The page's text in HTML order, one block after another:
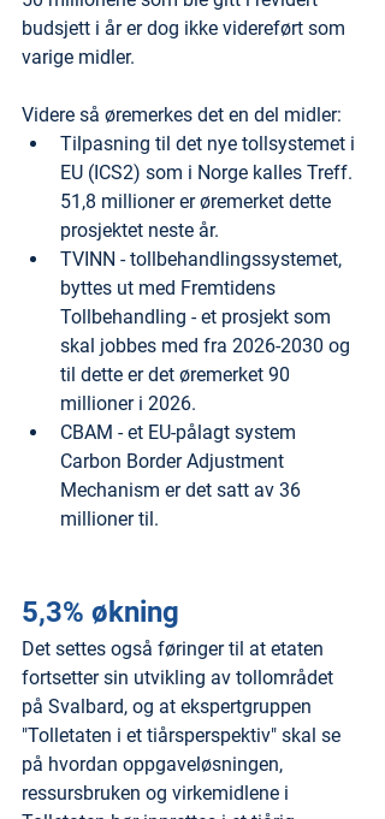
budsjett i år er dog ikke videreført som
varige midler.
Videre så øremerkes det en del midler:
Tilpasning til det nye tollsystemet i
EU (ICS2) som i Norge kalles Treff.
51,8 millioner er øremerket dette
prosjektet neste år.
TVINN - tollbehandlingssystemet,
byttes ut med Fremtidens
Tollbehandling - et prosjekt som
skal jobbes med fra 2026-2030 og
til dette er det øremerket 90
millioner i 2026.
CBAM - et EU-pålagt system
Carbon Border Adjustment
Mechanism er det satt av 36
millioner til.
5,3% økning
Det settes også føringer til at etaten
fortsetter sin utvikling av tollområdet
på Svalbard, og at ekspertgruppen
"Tolletaten i et tiårsperspektiv" skal se
på hvordan oppgaveløsningen,
ressursbruken og virkemidlene i